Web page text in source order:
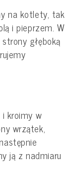
na kotlety, tak
i pieprzem. W
głęboką
kroimy w
wrzątek,
ją z nadmiaru